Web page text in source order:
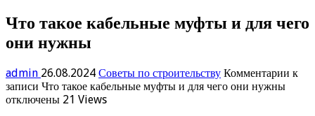
Что такое кабельные муфты и для чего
они нужны
admin 26.08.2024 Советы по строительству Комментарии к
записи Что такое кабельные муфты и для чего они нужны
отключены 21 Views